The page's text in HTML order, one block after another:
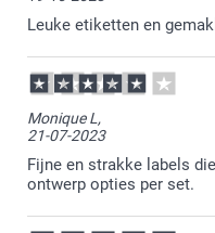
Graag tot ziens op
Leuke etiketten en
Monique L,
21-07-2023
Fijne en strakke labels
ontwerp opties per set.